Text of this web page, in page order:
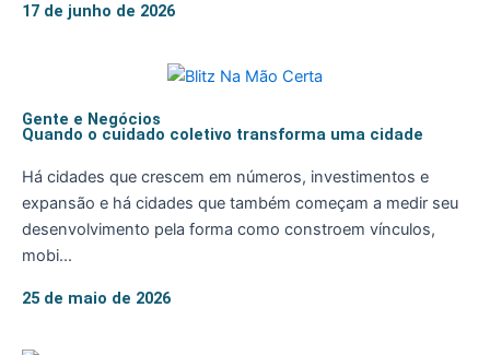
17 de junho de 2026
Gente e Negócios
Quando o cuidado coletivo transforma uma cidade
Há cidades que crescem em números, investimentos e
expansão e há cidades que também começam a medir seu
desenvolvimento pela forma como constroem vínculos,
mobi...
25 de maio de 2026